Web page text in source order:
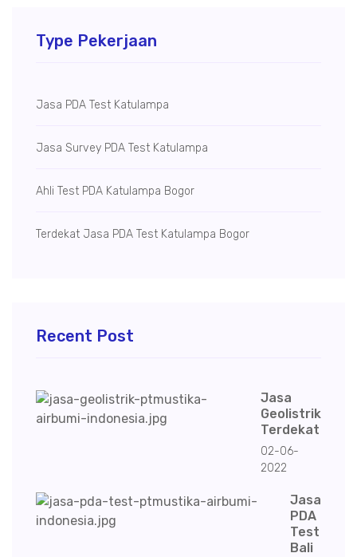
Type Pekerjaan
Jasa PDA Test Katulampa
Jasa Survey PDA Test Katulampa
Ahli Test PDA Katulampa Bogor
Terdekat Jasa PDA Test Katulampa Bogor
Recent Post
Jasa
Geolistrik
Terdekat
02-06-
2022
Jasa
PDA
Test
Bali